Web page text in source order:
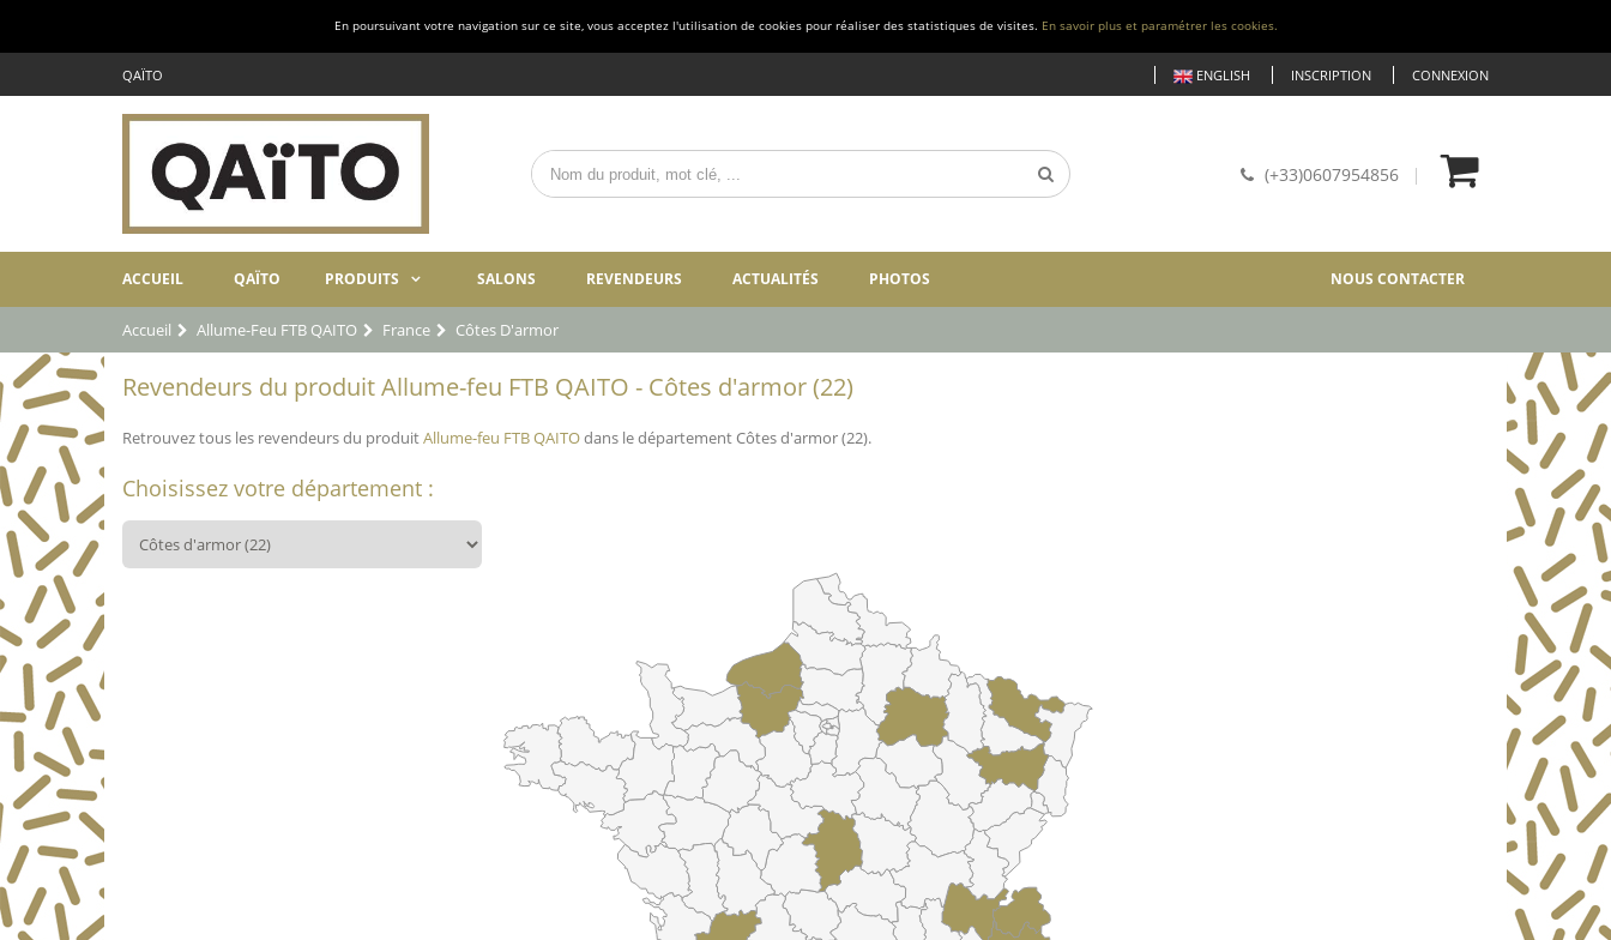
En poursuivant votre navigation sur ce site, vous acceptez l'utilisation de cookies pour réaliser des statistiques de visites. En savoir plus et paramétrer les cookies.
QAÏTO ENGLISH INSCRIPTION CONNEXION
(+33)0607954856
ACCUEIL QAÏTO PRODUITS SALONS REVENDEURS ACTUALITÉS PHOTOS NOUS CONTACTER
Accueil Allume-Feu FTB QAITO France Côtes D'armor
Revendeurs du produit Allume-feu FTB QAITO - Côtes d'armor (22)
Retrouvez tous les revendeurs du produitAllume-feu FTB QAITOdans le département Côtes d'armor (22).
Choisissez votre département :